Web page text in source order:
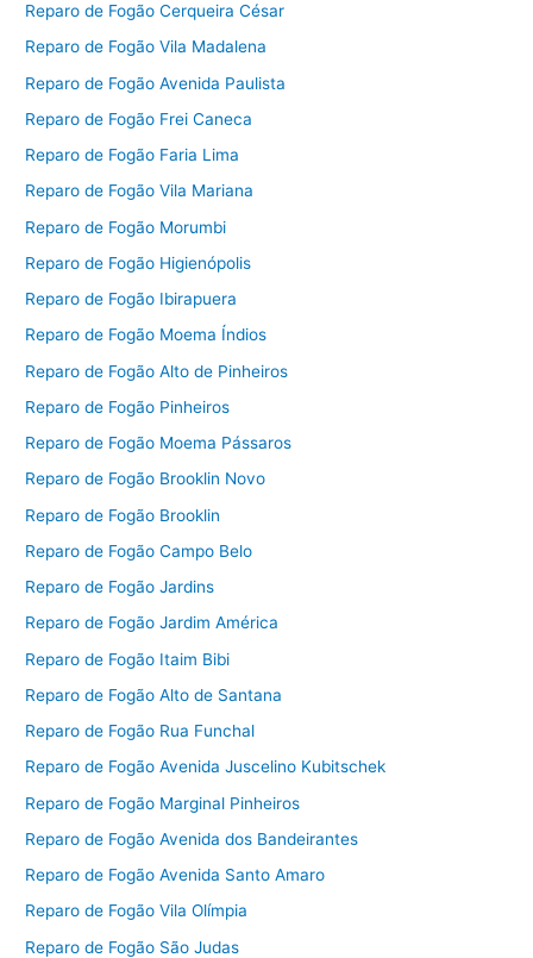
Reparo de Fogão Cerqueira César
Reparo de Fogão Vila Madalena
Reparo de Fogão Avenida Paulista
Reparo de Fogão Frei Caneca
Reparo de Fogão Faria Lima
Reparo de Fogão Vila Mariana
Reparo de Fogão Morumbi
Reparo de Fogão Higienópolis
Reparo de Fogão Ibirapuera
Reparo de Fogão Moema Índios
Reparo de Fogão Alto de Pinheiros
Reparo de Fogão Pinheiros
Reparo de Fogão Moema Pássaros
Reparo de Fogão Brooklin Novo
Reparo de Fogão Brooklin
Reparo de Fogão Campo Belo
Reparo de Fogão Jardins
Reparo de Fogão Jardim América
Reparo de Fogão Itaim Bibi
Reparo de Fogão Alto de Santana
Reparo de Fogão Rua Funchal
Reparo de Fogão Avenida Juscelino Kubitschek
Reparo de Fogão Marginal Pinheiros
Reparo de Fogão Avenida dos Bandeirantes
Reparo de Fogão Avenida Santo Amaro
Reparo de Fogão Vila Olímpia
Reparo de Fogão São Judas